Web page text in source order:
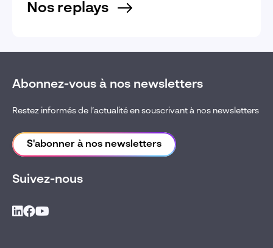
Nos replays
Abonnez-vous à nos newsletters
Restez informés de l’actualité en souscrivant à nos newsletters
S'abonner à nos newsletters
Suivez-nous